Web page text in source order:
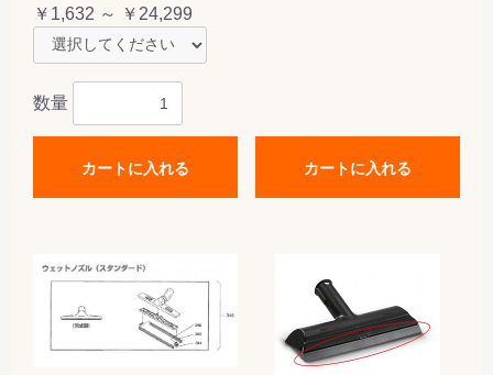
￥1,632 ～ ￥24,299
数量
カートに入れる カートに入れる